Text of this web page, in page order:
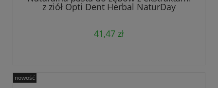
z ziół Opti Dent Herbal NaturDay
41,47 zł
nowość